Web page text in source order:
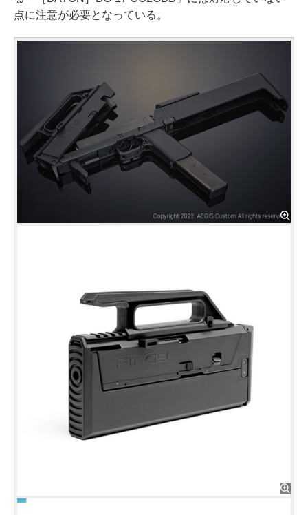
点に注意が必要となっている。